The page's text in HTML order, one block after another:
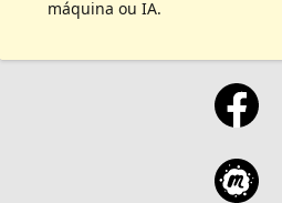
máquina ou IA.